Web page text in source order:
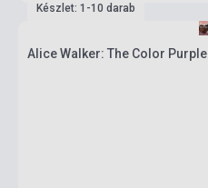
Készlet: 1-10 darab
Alice Walker: The Color Purple